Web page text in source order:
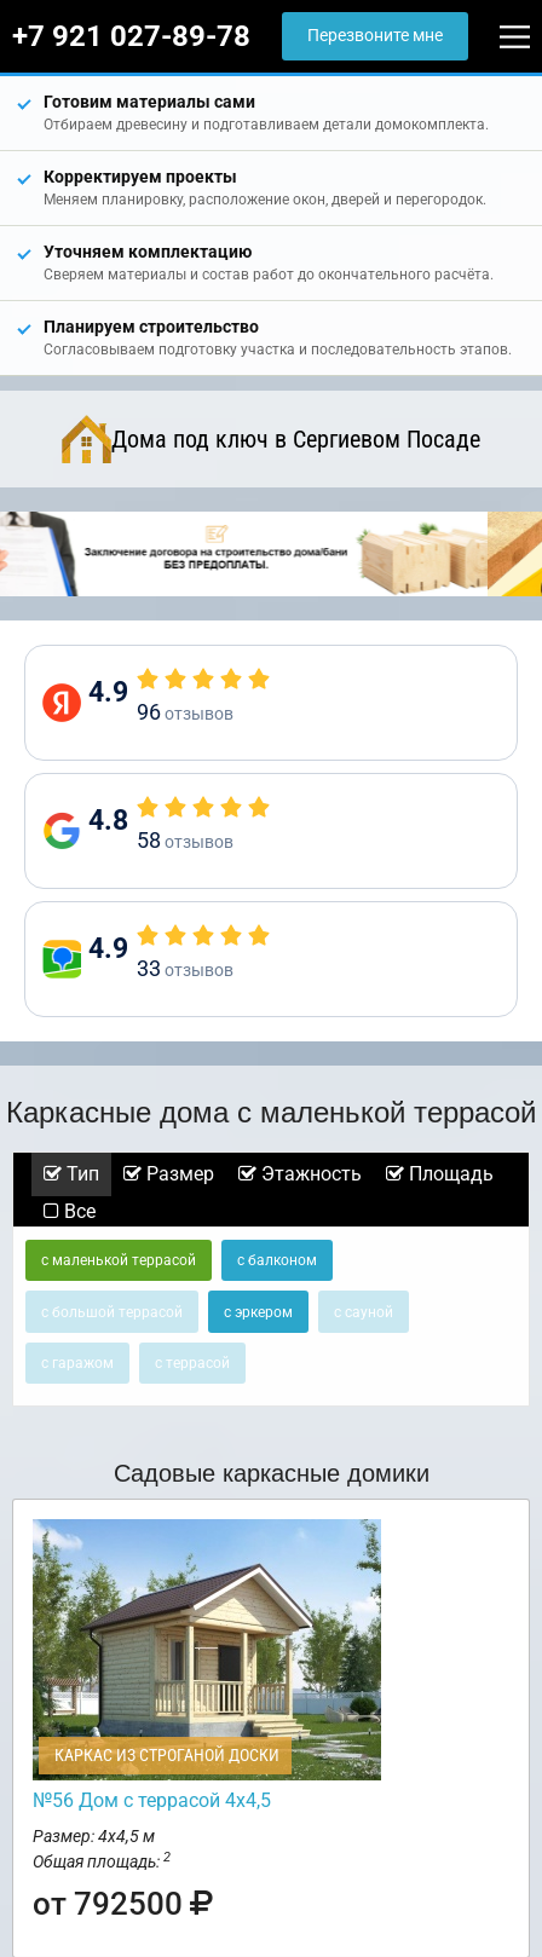
+7 921 027-89-78 Перезвоните мне
Готовим материалы сами
Отбираем древесину и подготавливаем детали домокомплекта.
Корректируем проекты
Меняем планировку, расположение окон, дверей и перегородок.
Уточняем комплектацию
Сверяем материалы и состав работ до окончательного расчёта.
Планируем строительство
Согласовываем подготовку участка и последовательность этапов.
Дома под ключ в Сергиевом Посаде
4.9
96отзывов
4.8
58 отзывов
4.9
33 отзывов
Каркасные дома с маленькой террасой
Тип Размер Этажность
Площадь
Все
с маленькой террасой с балконом
с большой террасой с эркером с сауной
с гаражом с террасой
Садовые каркасные домики
КАРКАС ИЗ СТРОГАНОЙ ДОСКИ
№56 Дом с террасой 4х4,5
Размер: 4х4,5 м
Общая площадь: 2
от 792500